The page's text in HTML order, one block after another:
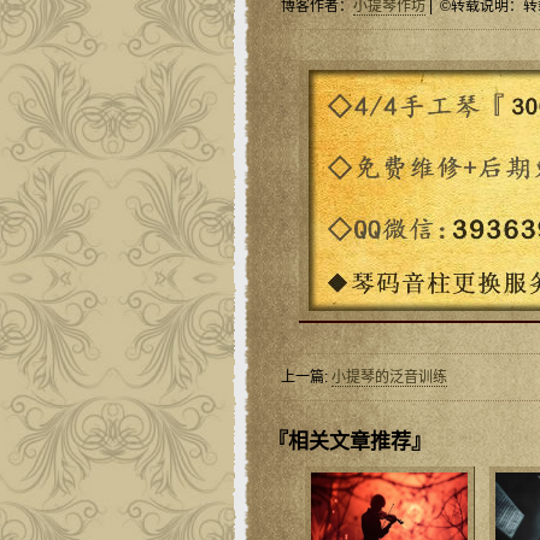
博客作者：小提琴作坊 | ©转载说明：
上一篇: 小提琴的泛音训练
『相关文章推荐』